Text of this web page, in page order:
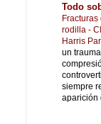
Todo
Fracturas
rodilla -
Harris
un
siempre
aparición